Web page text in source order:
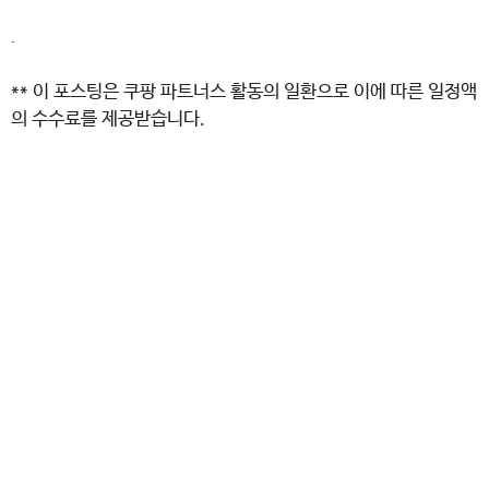
.
** 이 포스팅은 쿠팡 파트너스 활동의 일환으로 이에 따른 일정액
의 수수료를 제공받습니다.